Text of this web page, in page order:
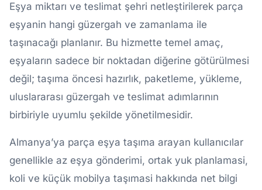
Eşya miktarı ve teslimat şehri netleştirilerek parça
eşyanin hangi güzergah ve zamanlama ile
taşınacağı planlanır. Bu hizmette temel amaç,
eşyaların sadece bir noktadan diğerine götürülmesi
değil; taşıma öncesi hazırlık, paketleme, yükleme,
uluslararası güzergah ve teslimat adımlarının
birbiriyle uyumlu şekilde yönetilmesidir.
Almanya’ya parça eşya taşıma arayan kullanıcılar
genellikle az eşya gönderimi, ortak yuk planlamasi,
koli ve küçük mobilya taşımasi hakkında net bilgi